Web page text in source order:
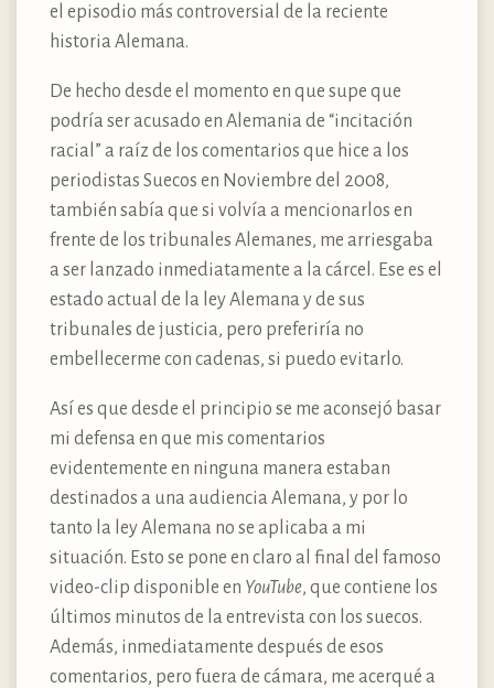
el episodio más controversial de la reciente
historia Alemana.
De hecho desde el momento en que supe que
podría ser acusado en Alemania de “incitación
racial” a raíz de los comentarios que hice a los
periodistas Suecos en Noviembre del 2008,
también sabía que si volvía a mencionarlos en
frente de los tribunales Alemanes, me arriesgaba
a ser lanzado inmediatamente a la cárcel. Ese es el
estado actual de la ley Alemana y de sus
tribunales de justicia, pero preferiría no
embellecerme con cadenas, si puedo evitarlo.
Así es que desde el principio se me aconsejó basar
mi defensa en que mis comentarios
evidentemente en ninguna manera estaban
destinados a una audiencia Alemana, y por lo
tanto la ley Alemana no se aplicaba a mi
situación. Esto se pone en claro al final del famoso
video-clip disponible en YouTube, que contiene los
últimos minutos de la entrevista con los suecos.
Además, inmediatamente después de esos
comentarios, pero fuera de cámara, me acerqué a